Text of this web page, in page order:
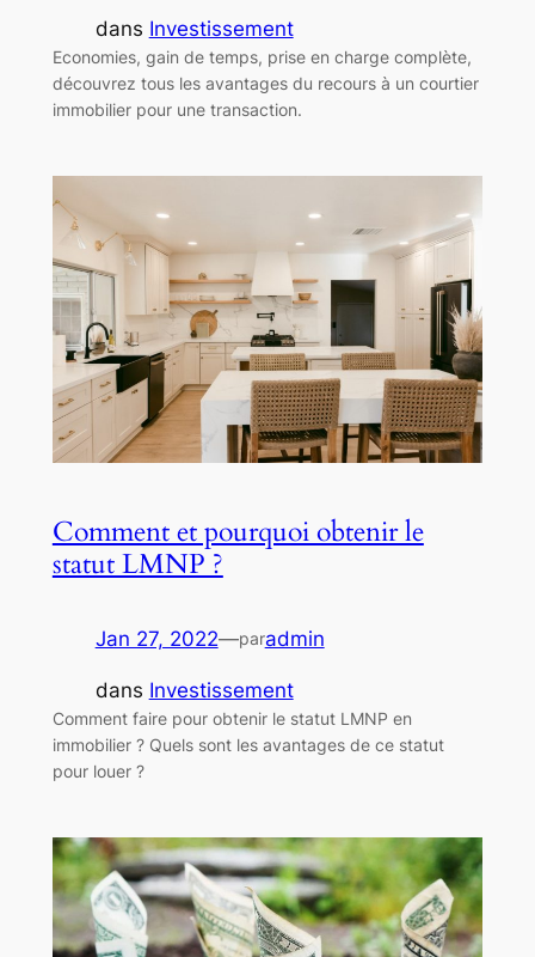
dans Investissement
Economies, gain de temps, prise en charge complète,
découvrez tous les avantages du recours à un courtier
immobilier pour une transaction.
Comment et pourquoi obtenir le
statut LMNP ?
Jan 27, 2022—paradmin
dans Investissement
Comment faire pour obtenir le statut LMNP en
immobilier ? Quels sont les avantages de ce statut
pour louer ?